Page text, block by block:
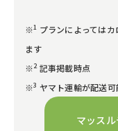
※1 プランによっては
ます
※2記事掲載時点
※3 ヤマト運輸が配送可
マッス